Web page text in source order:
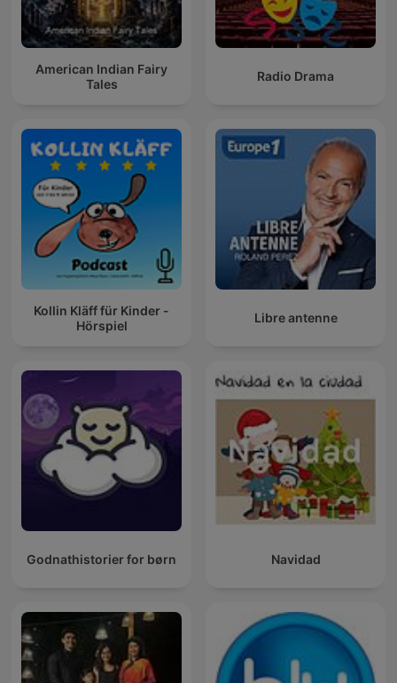
American Indian Fairy
Tales
Radio Drama
Kollin Kläff für Kinder -
Hörspiel
Libre antenne
Godnathistorier for børn Navidad